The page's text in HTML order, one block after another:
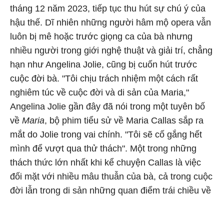
tháng 12 năm 2023, tiếp tục thu hút sự chú ý của
hậu thế. Dĩ nhiên những người hâm mộ opera vẫn
luôn bị mê hoặc trước giọng ca của bà nhưng
nhiều người trong giới nghệ thuật và giải trí, chẳng
hạn như Angelina Jolie, cũng bị cuốn hút trước
cuộc đời bà. "Tôi chịu trách nhiệm một cách rất
nghiêm túc về cuộc đời và di sản của Maria,"
Angelina Jolie gần đây đã nói trong một tuyên bố
về Maria, bộ phim tiểu sử về Maria Callas sắp ra
mắt do Jolie trong vai chính. "Tôi sẽ cố gắng hết
mình để vượt qua thử thách". Một trong những
thách thức lớn nhất khi kể chuyện Callas là việc
đối mặt với nhiều mâu thuẫn của bà, cả trong cuộc
đời lẫn trong di sản những quan điểm trái chiều về